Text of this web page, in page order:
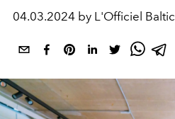
04.03.2024 by L'Officiel Baltic